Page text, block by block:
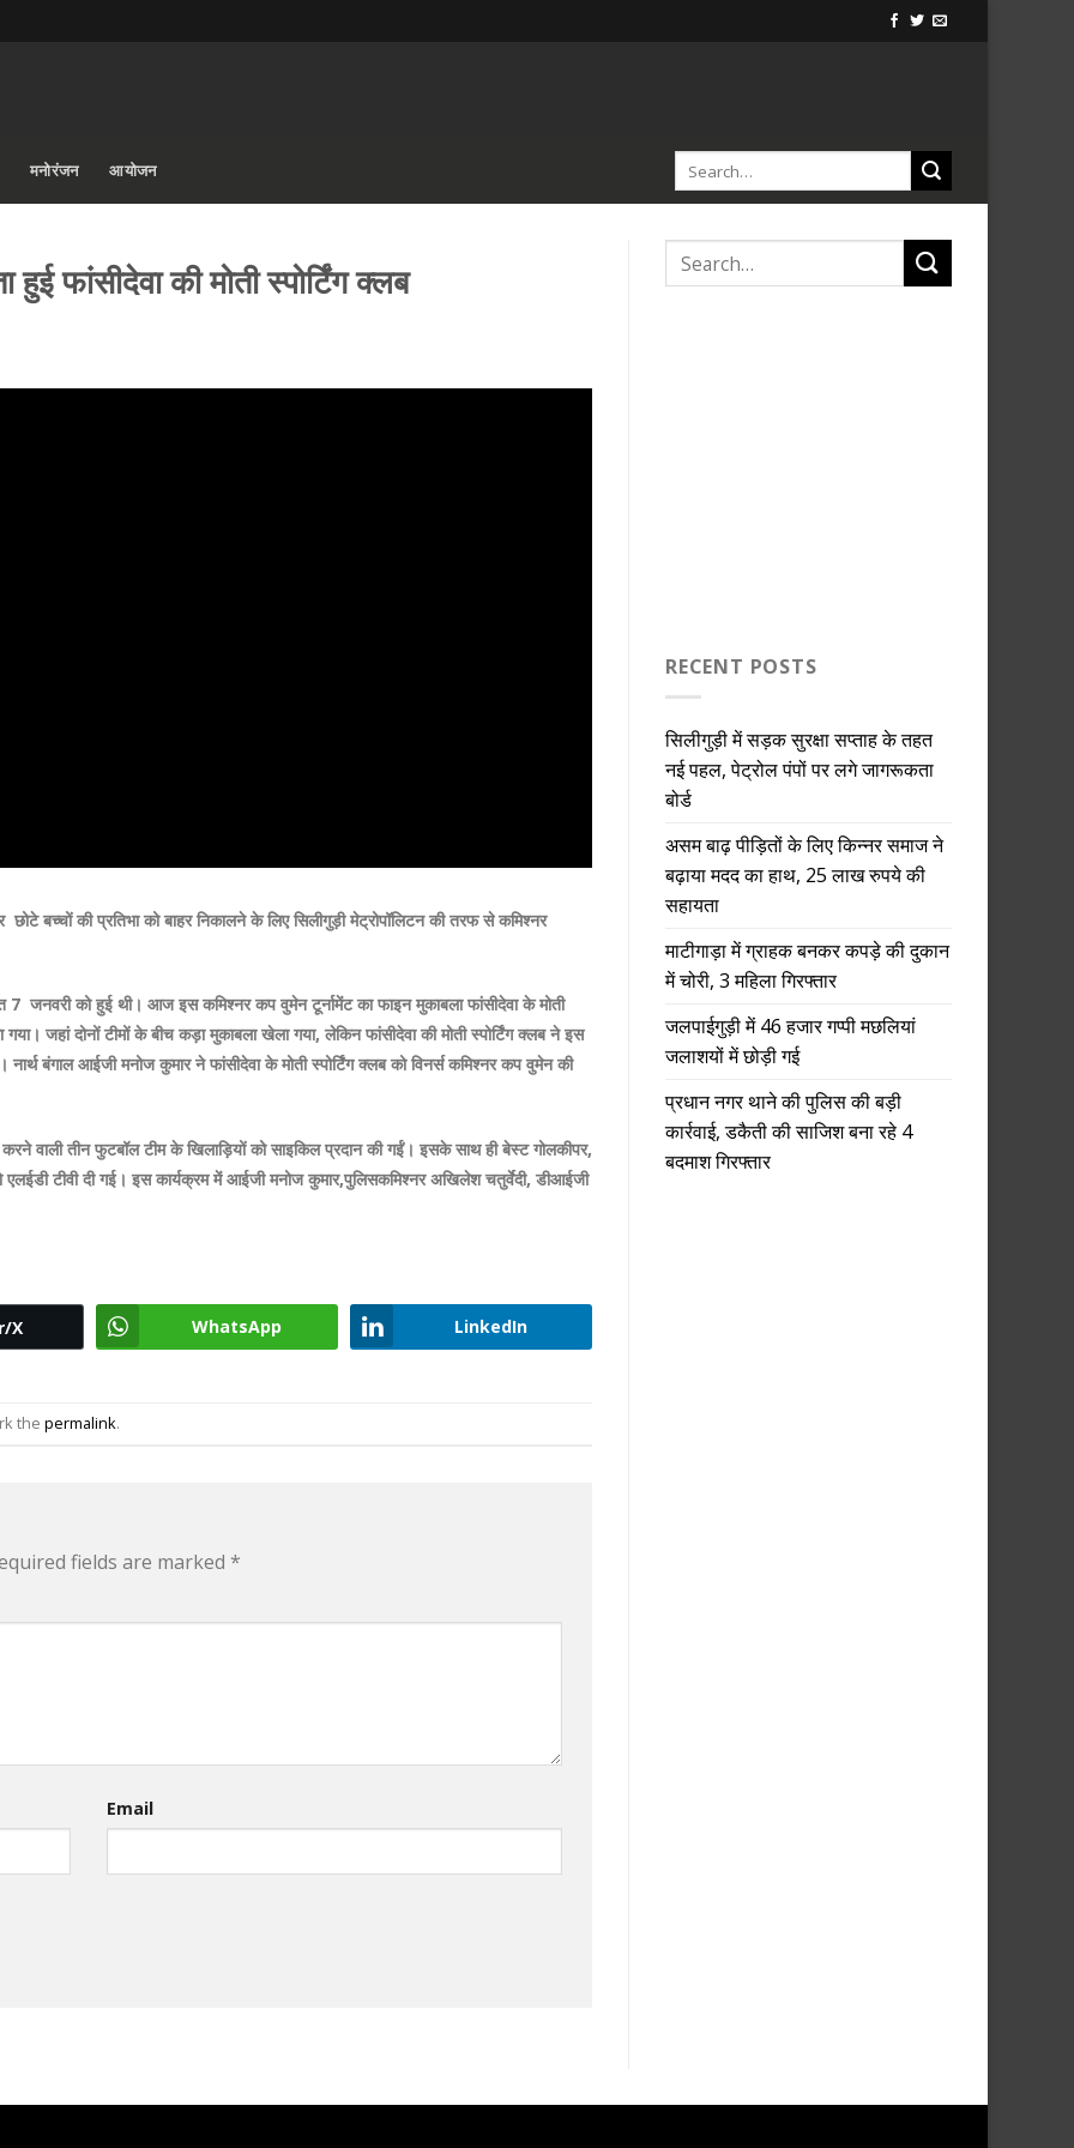
मनोरंजन आयोजन
फांसीदेवा की मोती स्पोर्टिंग क्लब
बच्चों की प्रतिभा को बाहर निकालने के लिए सिलीगुड़ी मेट्रोपॉलिटन की तरफ से कमिश्नर
को हुई थी। आज इस कमिश्नर कप वुमेन टूर्नामेंट का फाइन मुकाबला फांसीदेवा के मोती
जहां दोनों टीमों के बीच कड़ा मुकाबला खेला गया, लेकिन फांसीदेवा की मोती स्पोर्टिंग क्लब ने इस
बंगाल आईजी मनोज कुमार ने फांसीदेवा के मोती स्पोर्टिंग क्लब को विनर्स कमिश्नर कप वुमेन की
वाली तीन फुटबॉल टीम के खिलाड़ियों को साइकिल प्रदान की गईं। इसके साथ ही बेस्ट गोलकीपर,
टीवी दी गई। इस कार्यक्रम में आईजी मनोज कुमार,पुलिसकमिश्नर अखिलेश चतुर्वेदी, डीआईजी
X WhatsApp LinkedIn
the permalink.
fields are marked *
Email
RECENT POSTS
सिलीगुड़ी में सड़क सुरक्षा सप्ताह के तहत
नई पहल, पेट्रोल पंपों पर लगे जागरूकता
बोर्ड
असम बाढ़ पीड़ितों के लिए किन्नर समाज ने
बढ़ाया मदद का हाथ, 25 लाख रुपये की
सहायता
माटीगाड़ा में ग्राहक बनकर कपड़े की दुकान
में चोरी, 3 महिला गिरफ्तार
जलपाईगुड़ी में 46 हजार गप्पी मछलियां
जलाशयों में छोड़ी गई
प्रधान नगर थाने की पुलिस की बड़ी
कार्रवाई, डकैती की साजिश बना रहे 4
बदमाश गिरफ्तार